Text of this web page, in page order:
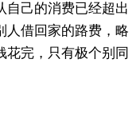
自己的消费已经超出
人借回家的路费，略
完，只有极个别同